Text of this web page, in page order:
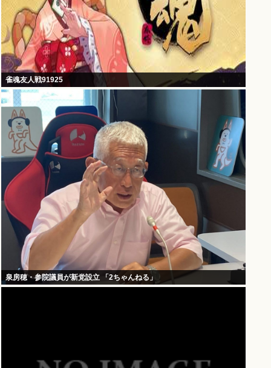
雀魂友人戦91925
泉房穂・参院議員が新党設立 「2ちゃんねる」